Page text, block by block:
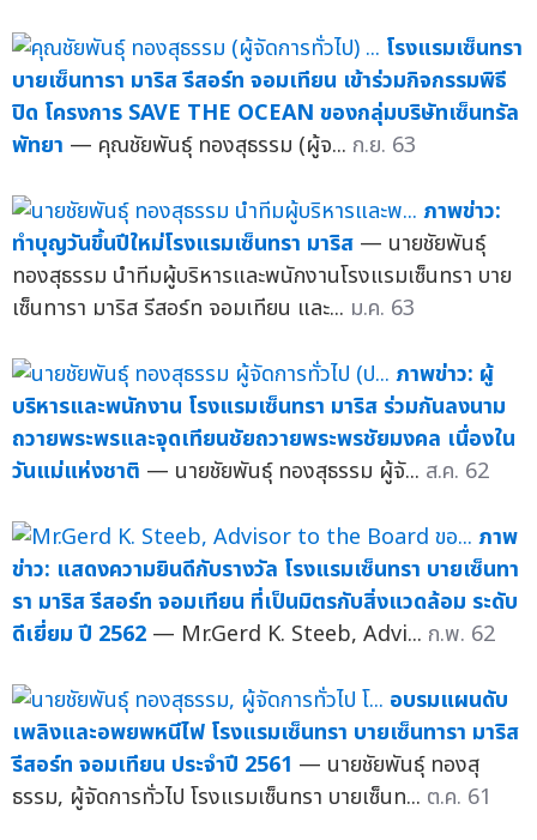
โรงแรมเซ็นทรา
บายเซ็นทารา มาริส รีสอร์ท จอมเทียน เข้าร่วมกิจกรรมพิธี
ปิด โครงการ SAVE THE OCEAN ของกลุ่มบริษัทเซ็นทรัล
พัทยา — คุณชัยพันธุ์ ทองสุธรรม (ผู้จ... ก.ย. 63
ภาพข่าว:
ทำบุญวันขึ้นปีใหม่โรงแรมเซ็นทรา มาริส — นายชัยพันธุ์
ทองสุธรรม นำทีมผู้บริหารและพนักงานโรงแรมเซ็นทรา บาย
เซ็นทารา มาริส รีสอร์ท จอมเทียน และ... ม.ค. 63
ภาพข่าว: ผู้
บริหารและพนักงาน โรงแรมเซ็นทรา มาริส ร่วมกันลงนาม
ถวายพระพรและจุดเทียนชัยถวายพระพรชัยมงคล เนื่องใน
วันแม่แห่งชาติ — นายชัยพันธุ์ ทองสุธรรม ผู้จั... ส.ค. 62
ภาพ
ข่าว: แสดงความยินดีกับรางวัล โรงแรมเซ็นทรา บายเซ็นทา
รา มาริส รีสอร์ท จอมเทียน ที่เป็นมิตรกับสิ่งแวดล้อม ระดับ
ดีเยี่ยม ปี 2562 — Mr.Gerd K. Steeb, Advi... ก.พ. 62
อบรมแผนดับ
เพลิงและอพยพหนีไฟ โรงแรมเซ็นทรา บายเซ็นทารา มาริส
รีสอร์ท จอมเทียน ประจำปี 2561 — นายชัยพันธุ์ ทองสุ
ธรรม, ผู้จัดการทั่วไป โรงแรมเซ็นทรา บายเซ็นท... ต.ค. 61